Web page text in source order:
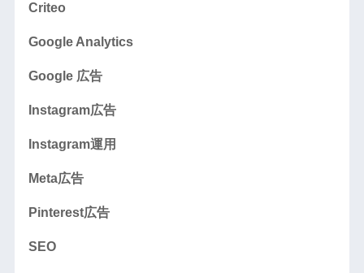
Criteo
Google Analytics
Google 広告
Instagram広告
Instagram運用
Meta広告
Pinterest広告
SEO